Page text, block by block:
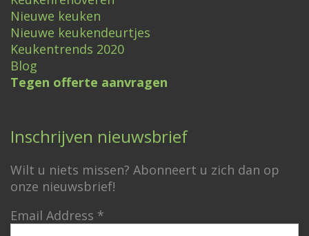
Nieuwe keuken
Nieuwe keukendeurtjes
Keukentrends 2020
Blog
Tegen offerte aanvragen
Inschrijven nieuwsbrief
Wilt u niets missen? Abonneert u zich dan op
onze nieuwsbrief!
Email Address *